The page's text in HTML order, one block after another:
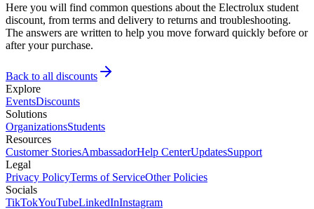
Here you will find common questions about the Electrolux student
discount, from terms and delivery to returns and troubleshooting.
The answers are written to help you move forward quickly before or
after your purchase.
Back to all discounts
Explore
EventsDiscounts
Solutions
OrganizationsStudents
Resources
Customer StoriesAmbassadorHelp CenterUpdatesSupport
Legal
Privacy PolicyTerms of ServiceOther Policies
Socials
TikTokYouTubeLinkedInInstagram